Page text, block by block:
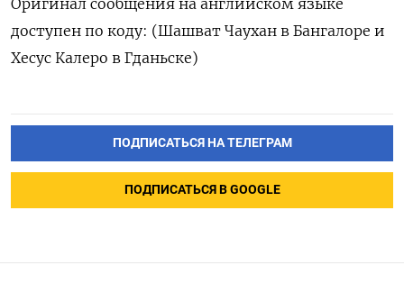
Оригинал сообщения на английском языке
доступен по коду: (Шашват Чаухан в Бангалоре и
Хесус Калеро в Гданьске)
ПОДПИСАТЬСЯ НА ТЕЛЕГРАМ
ПОДПИСАТЬСЯ В GOOGLE